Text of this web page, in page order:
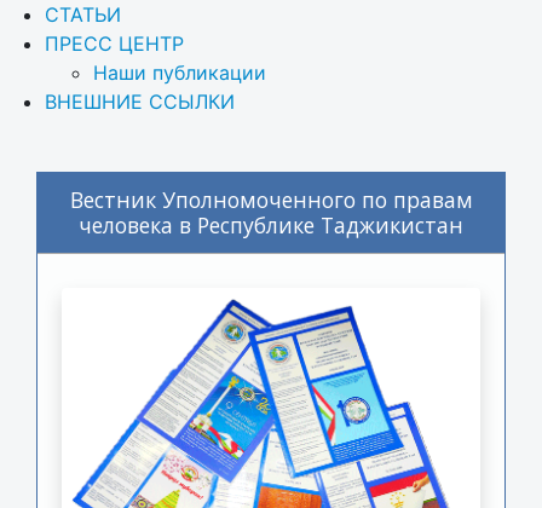
СТАТЬИ
ПРЕСС ЦЕНТР
Наши публикации
ВНЕШНИЕ ССЫЛКИ
Вестник Уполномоченного по правам
человека в Республике Таджикистан